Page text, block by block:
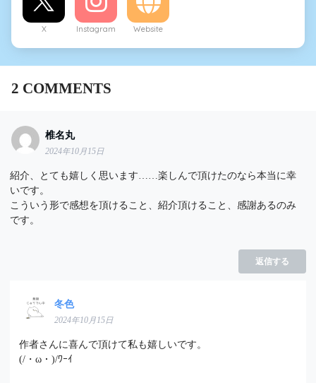
X Instagram Website
2 COMMENTS
椎名丸
2024年10月15日
紹介、とても嬉しく思います……楽しんで頂けたのなら本当に幸
いです。
こういう形で感想を頂けること、紹介頂けること、感謝あるのみ
です。
返信する
冬色
2024年10月15日
作者さんに喜んで頂けて私も嬉しいです。
(/・ω・)/ﾜｰｲ